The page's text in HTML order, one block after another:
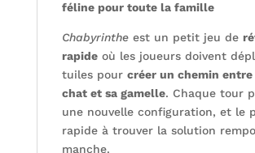
féline pour toute la famille
Chabyrintheest un petit jeu de
rapideoù les joueurs doivent
tuiles pour créer un chemin
chat et sa gamelle. Chaque tour
une nouvelle configuration, et le
rapide à trouver la solution
manche.